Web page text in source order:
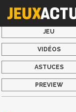
JEU
VIDÉOS
ASTUCES
PREVIEW